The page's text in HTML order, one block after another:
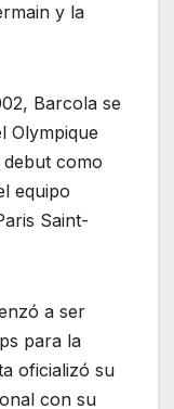
y la
Barcola se
Olympique
como
equipo
Saint-
a ser
para la
oficializó su
con su